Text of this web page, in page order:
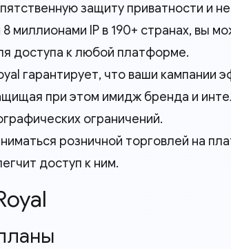
защиту приватности и
миллионами IP в 190+ странах, вы
доступа к любой платформе.
гарантирует, что ваши кампании
при этом имидж бренда и
ограничений.
розничной торговлей на
доступ к ним.